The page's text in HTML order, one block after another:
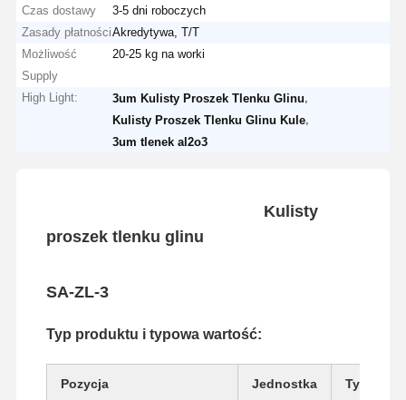
Czas dostawy
3-5 dni roboczych
Zasady płatnościAkredytywa, T/T
Możliwość
Supply
20-25 kg na worki
High Light: 3um Kulisty Proszek Tlenku Glinu
Kulisty Proszek Tlenku Glinu Kule
3um tlenek al2o3
Kulisty
proszek tlenku glinu
SA-ZL-3
Typ produktu i typowa wartość:
Pozycja Jednostka Typowa